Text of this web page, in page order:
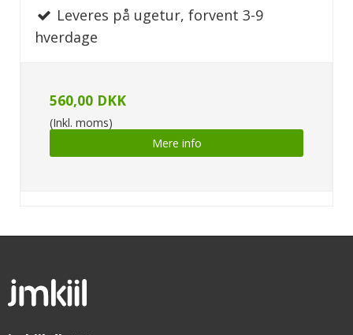
Leveres på ugetur, forvent 3-9
hverdage
560,00 DKK
(Inkl. moms)
Mere info